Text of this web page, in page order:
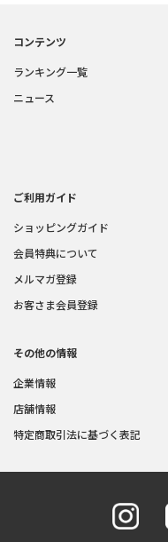
コンテンツ
ランキング一覧
ニュース
ご利用ガイド
ショッピングガイド
会員特典について
メルマガ登録
お客さま会員登録
その他の情報
企業情報
店舗情報
特定商取引法に基づく表記